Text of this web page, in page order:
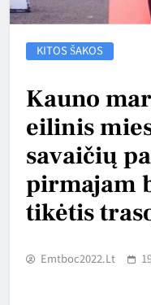
KITOS ŠAKOS
Kauno
eilinis
savaičių
pirmajam
tikėtis
Emtboc2022.lt